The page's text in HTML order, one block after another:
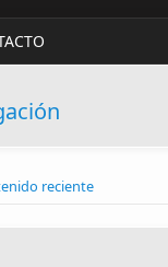
reciente